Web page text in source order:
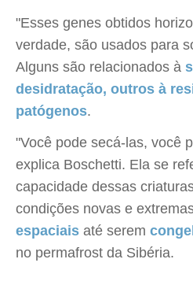
"Esses genes obtidos
verdade, são usados para
Alguns são relacionados à
desidratação, outros à
patógenos.
"Você pode secá-las, você
explica Boschetti. Ela se
capacidade dessas
condições novas e
espaciais até serem
no permafrost da Sibéria.